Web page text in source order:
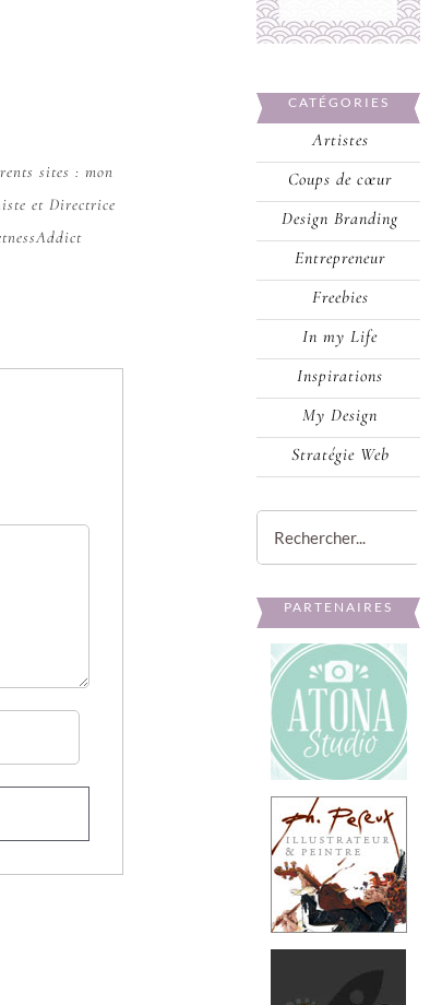
sites : mon
et Directrice
CATÉGORIES
Artistes
Coups de cœur
Design Branding
Entrepreneur
Freebies
In my Life
Inspirations
My Design
Stratégie Web
PARTENAIRES